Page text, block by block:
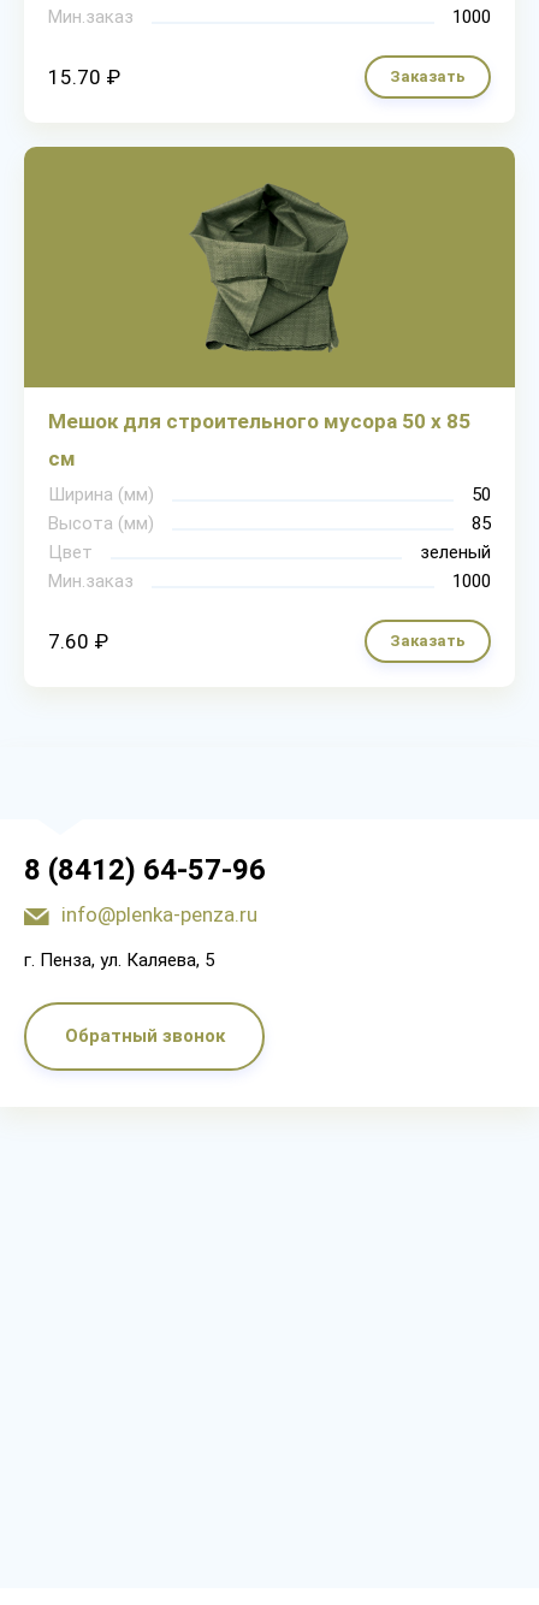
Мин.заказ
1000
15.70 ₽ Заказать
Мешок для строительного мусора 50 х 85
см
Ширина (мм)
50
Высота (мм)
85
Цвет
зеленый
Мин.заказ
1000
7.60 ₽ Заказать
8 (8412) 64-57-96
info@plenka-penza.ru
г. Пенза, ул. Каляева, 5
Обратный звонок